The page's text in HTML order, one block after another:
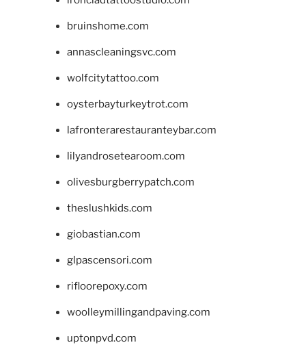
bruinshome.com
annascleaningsvc.com
wolfcitytattoo.com
oysterbayturkeytrot.com
lafronterarestauranteybar.com
lilyandrosetearoom.com
olivesburgberrypatch.com
theslushkids.com
giobastian.com
glpascensori.com
rifloorepoxy.com
woolleymillingandpaving.com
uptonpvd.com